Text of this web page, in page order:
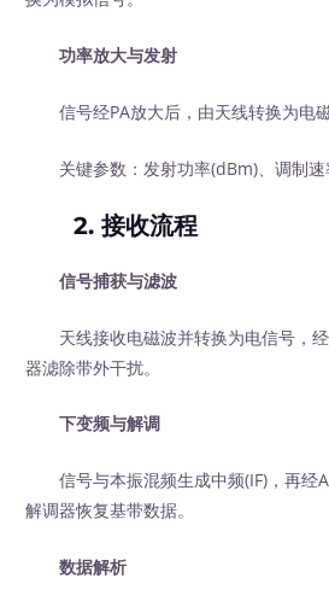
功率放大与发射
信号经PA放大后，由天线转换为电磁
关键参数：发射功率(dBm)、调制速
2.接收流程
信号捕获与滤波
天线接收电磁波并转换为电信号，经
器滤除带外干扰。
下变频与解调
信号与本振混频生成中频(IF)，再经
解调器恢复基带数据。
数据解析